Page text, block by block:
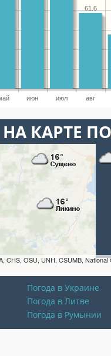
июн июл авг
61.6
КАРТЕ
OSU, UNH, CSUMB, National
Погода в Украине
Погода в Литве
Погода в Румынии